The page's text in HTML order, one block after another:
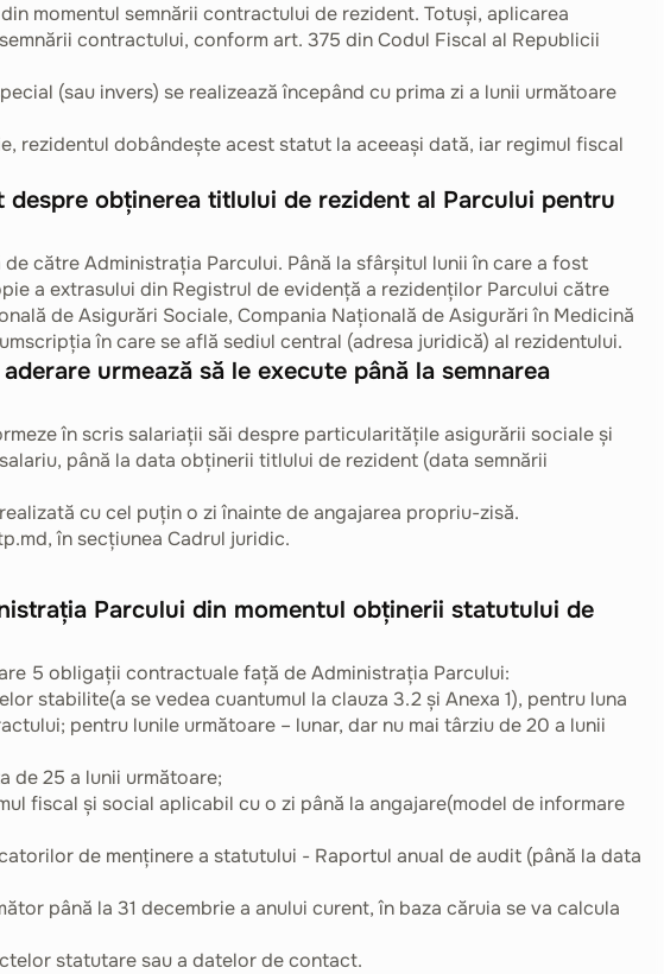
momentul semnării contractului de rezident. Totuși, aplicarea
contractului, conform art. 375 din Codul Fiscal al Republicii
(sau invers) se realizează începând cu prima zi a lunii următoare
rezidentul dobândește acest statut la aceeași dată, iar regimul fiscal
obținerea titlului de rezident al Parcului pentru
către Administrația Parcului. Până la sfârșitul lunii în care a fost
a extrasului din Registrul de evidență a rezidenților Parcului către
de Asigurări Sociale, Compania Națională de Asigurări în Medicină
în care se află sediul central (adresa juridică) al rezidentului.
urmează să le execute până la semnarea
în scris salariații săi despre particularitățile asigurării sociale și
până la data obținerii titlului de rezident (data semnării
cu cel puțin o zi înainte de angajarea propriu-zisă.
în secțiunea Cadrul juridic.
Parcului din momentul obținerii statutului de
5 obligații contractuale față de Administrația Parcului:
stabilite(a se vedea cuantumul la clauza 3.2 și Anexa 1), pentru luna
pentru lunile următoare – lunar, dar nu mai târziu de 20 a lunii
de 25 a lunii următoare;
fiscal și social aplicabil cu o zi până la angajare(model de informare
de menținere a statutului - Raportul anual de audit (până la data
până la 31 decembrie a anului curent, în baza căruia se va calcula
statutare sau a datelor de contact.